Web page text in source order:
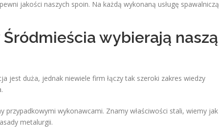
jakości naszych spoin. Na każdą wykonaną usługę spawalniczą
wybierają naszą
jest duża, jednak niewiele firm łączy tak szeroki zakres wiedzy
przypadkowymi wykonawcami. Znamy właściwości stali, wiemy jak
metalurgii.